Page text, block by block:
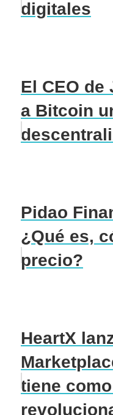
digitales
El CEO de
a Bitcoin
Pidao
¿Qué es,
precio?
HeartX
tiene